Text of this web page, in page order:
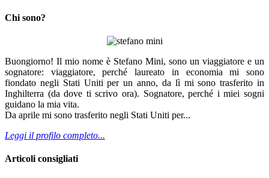
Chi sono?
Buongiorno! Il mio nome è Stefano Mini, sono un viaggiatore e un
sognatore: viaggiatore, perché laureato in economia mi sono
fiondato negli Stati Uniti per un anno, da lì mi sono trasferito in
Inghilterra (da dove ti scrivo ora). Sognatore, perché i miei sogni
guidano la mia vita.
Da aprile mi sono trasferito negli Stati Uniti per...
Leggi il profilo completo...
Articoli consigliati